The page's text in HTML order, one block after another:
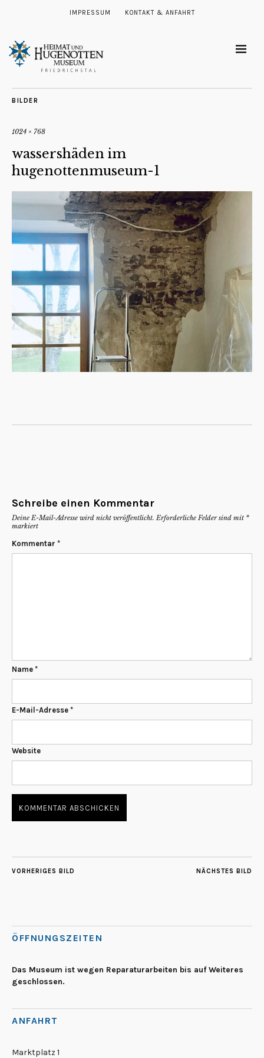
IMPRESSUM KONTAKT & ANFAHRT
BILDER
1024 × 768
wassershäden im
hugenottenmuseum-1
Schreibe einen Kommentar
Deine E-Mail-Adresse wird nicht veröffentlicht. Erforderliche Felder sind mit *
markiert
Kommentar *
Name *
E-Mail-Adresse *
Website
NÄCHSTES BILD
VORHERIGES BILD
ÖFFNUNGSZEITEN
Das Museum ist wegen Reparaturarbeiten bis auf Weiteres
geschlossen.
ANFAHRT
Marktplatz 1